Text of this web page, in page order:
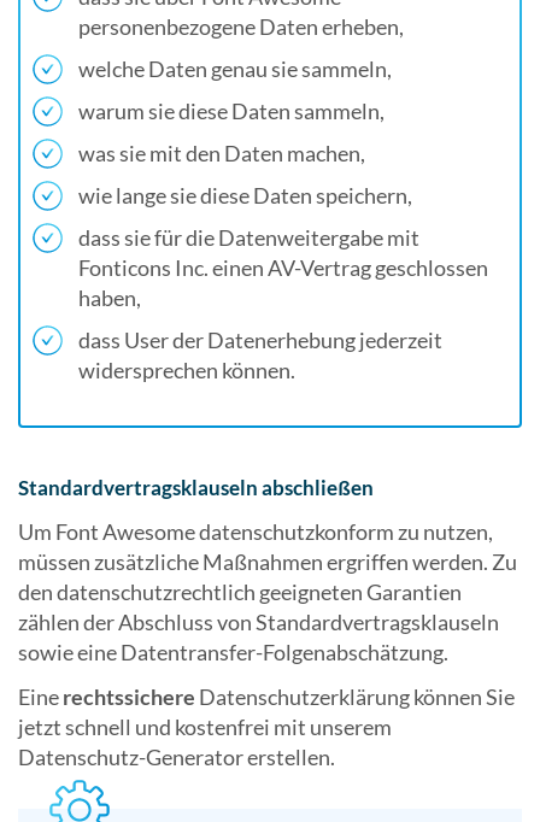
personenbezogene Daten erheben,
welche Daten genau sie sammeln,
warum sie diese Daten sammeln,
was sie mit den Daten machen,
wie lange sie diese Daten speichern,
dass sie für die Datenweitergabe mit
Fonticons Inc. einen AV-Vertrag geschlossen
haben,
dass User der Datenerhebung jederzeit
widersprechen können.
Standardvertragsklauseln abschließen
Um Font Awesome datenschutzkonform zu nutzen,
müssen zusätzliche Maßnahmen ergriffen werden. Zu
den datenschutzrechtlich geeigneten Garantien
zählen der Abschluss von Standardvertragsklauseln
sowie eine Datentransfer-Folgenabschätzung.
Einerechtssichere Datenschutzerklärung können Sie
jetzt schnell und kostenfrei mit unserem
Datenschutz-Generator erstellen.